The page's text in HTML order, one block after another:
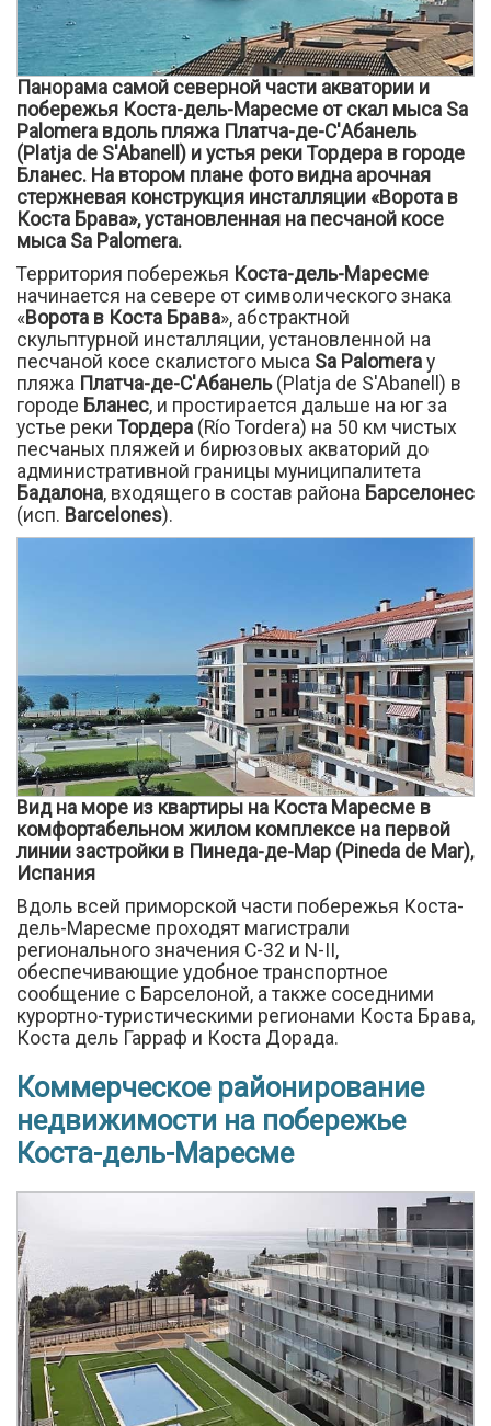
Панорама самой северной части акватории и
побережья Коста-дель-Маресме от скал мыса Sa
Palomera вдоль пляжа Платча-де-С'Абанель
(Platja de S'Abanell) и устья реки Тордера в городе
Бланес. На втором плане фото видна арочная
стержневая конструкция инсталляции «Ворота в
Коста Брава», установленная на песчаной косе
мыса Sa Palomera.
Территория побережья Коста-дель-Маресме
начинается на севере от символического знака
«Ворота в Коста Брава», абстрактной
скульптурной инсталляции, установленной на
песчаной косе скалистого мыса Sa Palomera у
пляжа Платча-де-С'Абанель(Platja de S'Abanell) в
городе Бланес, и простирается дальше на юг за
устье реки Тордера (Río Tordera) на 50 км чистых
песчаных пляжей и бирюзовых акваторий до
административной границы муниципалитета
Бадалона, входящего в состав района Барселонес
(исп. Barcelones).
Вид на море из квартиры на Коста Маресме в
комфортабельном жилом комплексе на первой
линии застройки в Пинеда-де-Мар (Pineda de Mar),
Испания
Вдоль всей приморской части побережья Коста-
дель-Маресме проходят магистрали
регионального значения С-32 и N-II,
обеспечивающие удобное транспортное
сообщение с Барселоной, а также соседними
курортно-туристическими регионами Коста Брава,
Коста дель Гарраф и Коста Дорада.
Коммерческое районирование
недвижимости на побережье
Коста-дель-Маресме